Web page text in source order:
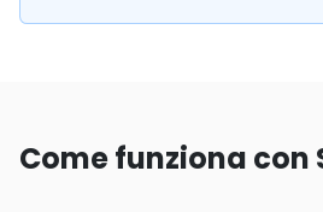
Come funziona con